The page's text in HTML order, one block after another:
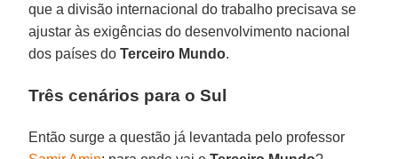
que a divisão internacional do trabalho precisava se
ajustar às exigências do desenvolvimento nacional
dos países doTerceiro Mundo.
Três cenários para o Sul
Então surge a questão já levantada pelo professor